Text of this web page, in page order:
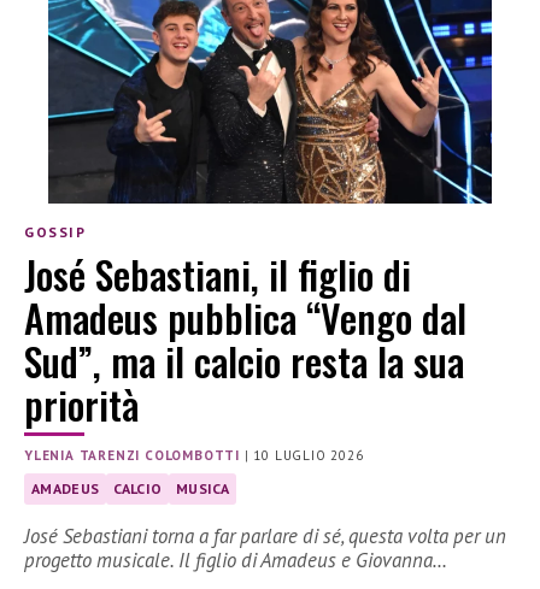
GOSSIP
José Sebastiani, il figlio di
Amadeus pubblica “Vengo dal
Sud”, ma il calcio resta la sua
priorità
YLENIA TARENZI COLOMBOTTI | 10 LUGLIO 2026
AMADEUS CALCIO MUSICA
José Sebastiani torna a far parlare di sé, questa volta per un
progetto musicale. Il figlio di Amadeus e Giovanna…